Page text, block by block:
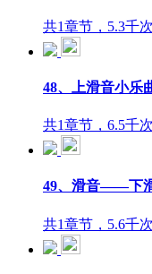
共1章节，5.3千
48、上滑音小乐
共1章节，6.5千
49、滑音——下
共1章节，5.6千